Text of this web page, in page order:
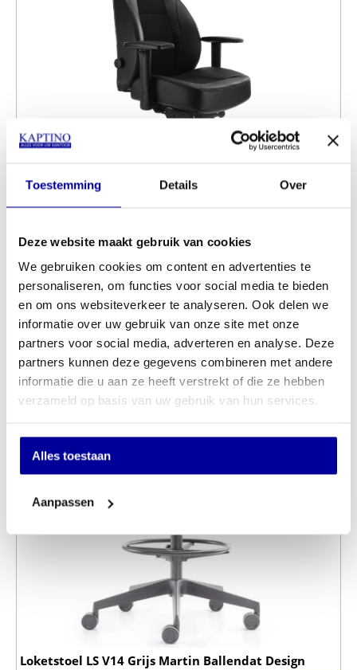
Toestemming Details Over
Deze website maakt gebruik van cookies
We gebruiken cookies om content en advertenties te
personaliseren, om functies voor social media te bieden
en om ons websiteverkeer te analyseren. Ook delen we
informatie over uw gebruik van onze site met onze
partners voor social media, adverteren en analyse. Deze
partners kunnen deze gegevens combineren met andere
informatie die u aan ze heeft verstrekt of die ze hebben
verzameld op basis van uw gebruik van hun services.
Alles toestaan
Aanpassen
Huislijn 24 uurs bureaustoel B1 Mix Stof Leer
INCL BTW: €1.349,00
EX BTW: €1.114,88
Loketstoel LS V14 Grijs Martin Ballendat Design